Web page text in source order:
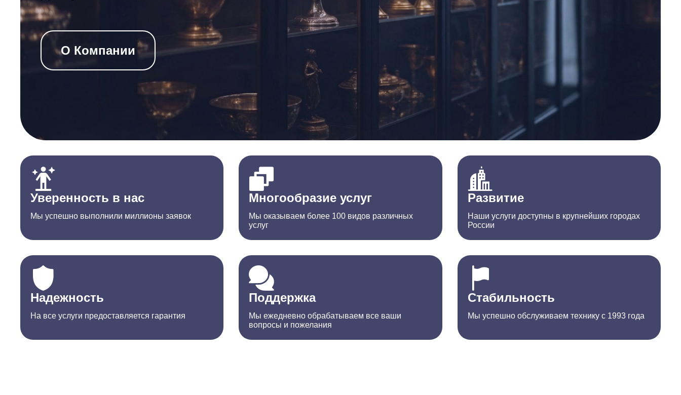
О Компании
Уверенность в нас
Мы успешно выполнили миллионы заявок
Многообразие услуг
Мы оказываем более 100 видов различных
услуг
Развитие
Наши услуги доступны в крупнейших городах
России
Надежность
На все услуги предоставляется гарантия
Поддержка
Мы ежедневно обрабатываем все ваши
вопросы и пожелания
Стабильность
Мы успешно обслуживаем технику с 1993 года